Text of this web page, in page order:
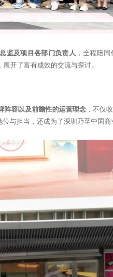
监及项目各部门负责人 ，全程陪
，展开了富有成效的交流与探讨。
阵容以及前瞻性的运营理念，不仅
与担当，还成为了深圳乃至中国商